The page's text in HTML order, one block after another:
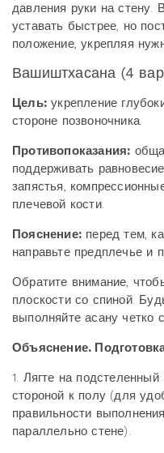
давления руки на стену.
уставать быстрее, но
положение, укрепляя
Вашиштхасана (4
Цель: укрепление
стороне позвоночника.
Противопоказания:
поддерживать
запястья,
плечевой кости.
Пояснение: перед тем,
направьте предплечье и
Обратите внимание,
плоскости со спиной.
выполняйте асану четко
Объяснение.
1. Лягте на
стороной к полу (для
правильности
параллельно стене).